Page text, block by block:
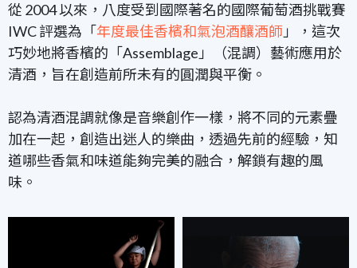
從 2004 以來，八度受到國際著名的國際葡萄酒挑戰賽
IWC 評選為「年度最佳香檳和氣泡酒釀酒師 」，這次
巧妙地將香檳的「Assemblage」（混調）藝術應用於
清酒，旨在創造前所未有的圓潤與平衡。
認為清酒混調就像是音樂創作一樣，將不同的元素疊
加在一起，創造出迷人的樂曲，透過先前的經驗，知
道哪些香氣和味道能夠完美的融合，解鎖有趣的風
味。